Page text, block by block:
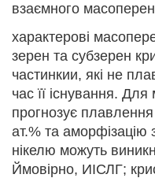
взаємного
характерові
зерен та субзерен
частинкии, які не
час її існування.
прогнозує
ат.% та аморфізацію
нікелю можуть
Ймовірно, ИІСЛГ;